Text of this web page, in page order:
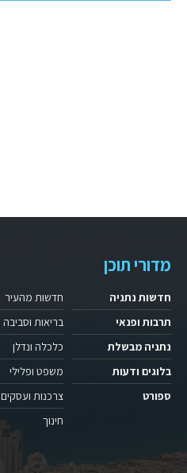
מדורי תוכן
חדשות נתניה
תרבות ופנאי
נתניה מבשלת
בלוגים ודעות
ספורט
חדשות מהעיר
בריאות וסביבה
כלכלה ונדלן
משפט ופלילי
צרכנות ועסקים
חינוך